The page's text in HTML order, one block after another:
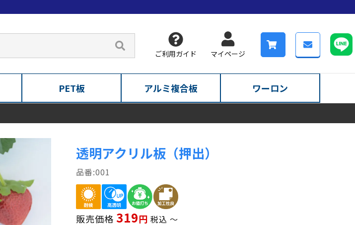
ご利用ガイド マイページ
PET板 アルミ複合板 ワーロン
透明アクリル板（押出）
001
販売価格 319 税込 〜